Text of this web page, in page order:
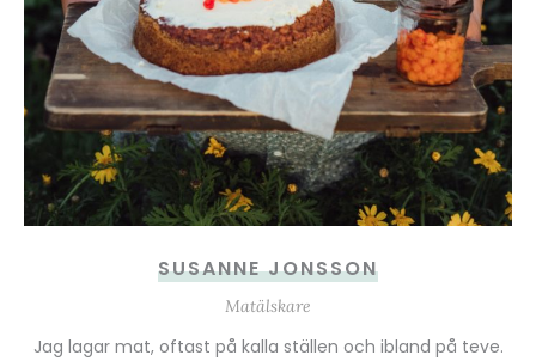
SUSANNE JONSSON
Matälskare
Jag lagar mat, oftast på kalla ställen och ibland på teve.